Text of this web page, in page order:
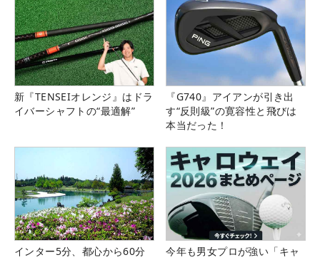
新『TENSEIオレンジ』はドラ
イバーシャフトの“最適解”
『G740』アイアンが引き出
す“反則級”の寛容性と飛びは
本当だった！
インター5分、都心から60分
今年も男女プロが強い「キャ